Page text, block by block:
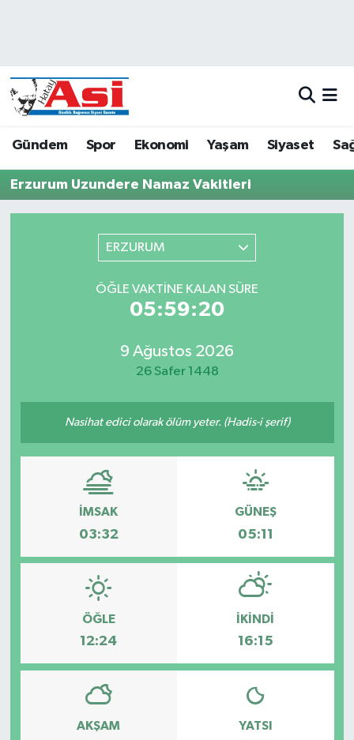
Gündem Spor Ekonomi Yaşam Siyaset
Erzurum Uzundere Namaz Vakitleri
ERZURUM
ÖĞLE VAKTINE KALAN SÜRE
05:59:20
9 Ağustos 2026
26 Safer 1448
Nasihat edici olarak ölüm yeter. (Hadis-i şerif)
İMSAK
03:32
GÜNEŞ
05:11
ÖĞLE
12:24
İKINDI
16:15
AKŞAM YATSI
Dünya
Eğitim
Ekonomi
Magazin
Teknoloji
Trafik Durumu
Süper Lig Puan Durumu ve Fikstür
Tüm Manşetler
Haber Arşivi